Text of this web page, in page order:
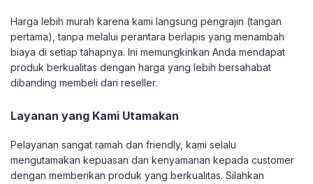
Harga lebih murah karena kami langsung pengrajin (tangan
pertama), tanpa melalui perantara berlapis yang menambah
biaya di setiap tahapnya. Ini memungkinkan Anda mendapat
produk berkualitas dengan harga yang lebih bersahabat
dibanding membeli dari reseller.
Layanan yang Kami Utamakan
Pelayanan sangat ramah dan friendly, kami selalu
mengutamakan kepuasan dan kenyamanan kepada customer
dengan memberikan produk yang berkualitas. Silahkan